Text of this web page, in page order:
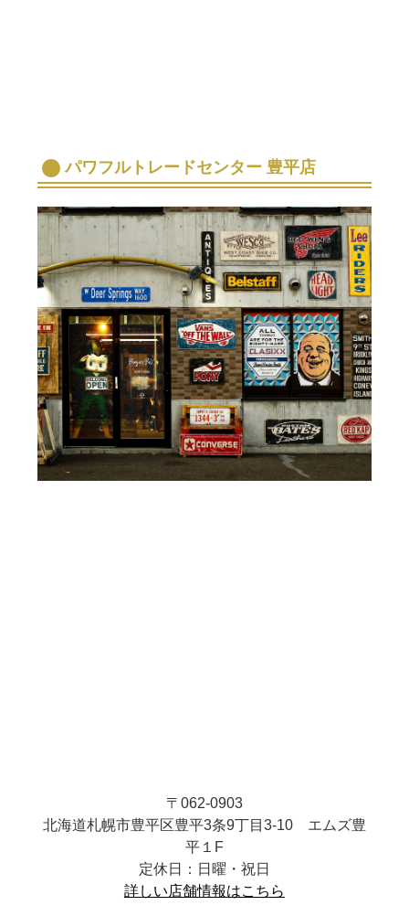
パワフルトレードセンター 豊平店
〒062-0903
北海道札幌市豊平区豊平3条9丁目3-10 エムズ豊
平１F
定休日：日曜・祝日
詳しい店舗情報はこちら